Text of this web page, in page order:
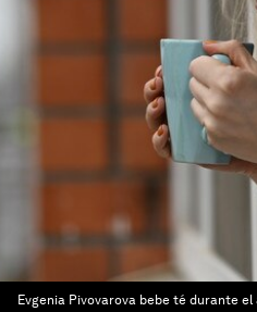
Evgenia Pivovarova bebe té durante